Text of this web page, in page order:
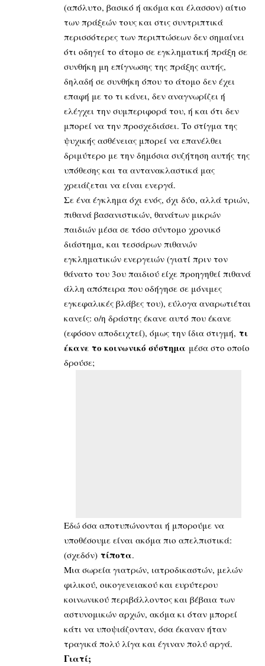
(απόλυτο, βασικό ή ακόμα και έλασσον) αίτιο
των πράξεών τους και στις συντριπτικά
περισσότερες των περιπτώσεων δεν σημαίνει
ότι οδηγεί το άτομο σε εγκληματική πράξη σε
συνθήκη μη επίγνωσης της πράξης αυτής,
δηλαδή σε συνθήκη όπου το άτομο δεν έχει
επαφή με το τι κάνει, δεν αναγνωρίζει ή
ελέγχει την συμπεριφορά του, ή και ότι δεν
μπορεί να την προσχεδιάσει. Το στίγμα της
ψυχικής ασθένειας μπορεί να επανέλθει
δριμύτερο με την δημόσια συζήτηση αυτής της
υπόθεσης και τα αντανακλαστικά μας
χρειάζεται να είναι ενεργά.
Σε ένα έγκλημα όχι ενός, όχι δύο, αλλά τριών,
πιθανά βασανιστικών, θανάτων μικρών
παιδιών μέσα σε τόσο σύντομο χρονικό
διάστημα, και τεσσάρων πιθανών
εγκληματικών ενεργειών (γιατί πριν τον
θάνατο του 3ου παιδιού είχε προηγηθεί πιθανά
άλλη απόπειρα που οδήγησε σε μόνιμες
εγκεφαλικές βλάβες του), εύλογα αναρωτιέται
κανείς: ο/η δράστης έκανε αυτό που έκανε
(εφόσον αποδειχτεί), όμως την ίδια στιγμή, τι
έκανε το κοινωνικό σύστημα μέσα στο οποίο
δρούσε;
Εδώ όσα αποτυπώνονται ή μπορούμε να
υποθέσουμε είναι ακόμα πιο απελπιστικά:
(σχεδόν) τίποτα.
Μια σωρεία γιατρών, ιατροδικαστών, μελών
φιλικού, οικογενειακού και ευρύτερου
κοινωνικού περιβάλλοντος και βέβαια των
αστυνομικών αρχών, ακόμα κι όταν μπορεί
κάτι να υποψιάζονταν, όσα έκαναν ήταν
τραγικά πολύ λίγα και έγιναν πολύ αργά.
Γιατί;